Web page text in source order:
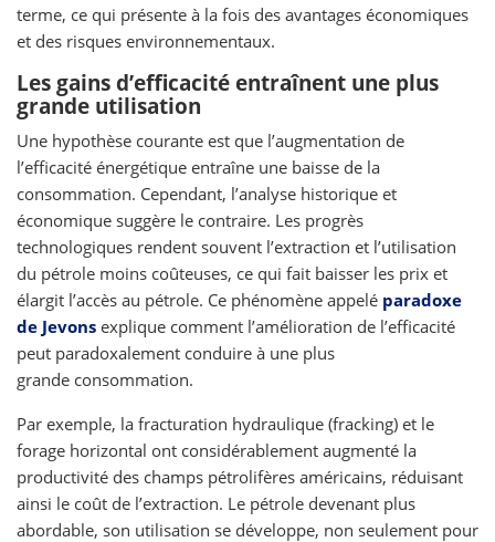
terme, ce qui présente à la fois des avantages économiques
et des risques environnementaux.
Les gains d’efficacité entraînent une plus
grande utilisation
Une hypothèse courante est que l’augmentation de
l’efficacité énergétique entraîne une baisse de la
consommation. Cependant, l’analyse historique et
économique suggère le contraire. Les progrès
technologiques rendent souvent l’extraction et l’utilisation
du pétrole moins coûteuses, ce qui fait baisser les prix et
élargit l’accès au pétrole. Ce phénomène appelé paradoxe
de Jevons explique comment l’amélioration de l’efficacité
peut paradoxalement conduire à une plus
grande consommation.
Par exemple, la fracturation hydraulique (fracking) et le
forage horizontal ont considérablement augmenté la
productivité des champs pétrolifères américains, réduisant
ainsi le coût de l’extraction. Le pétrole devenant plus
abordable, son utilisation se développe, non seulement pour